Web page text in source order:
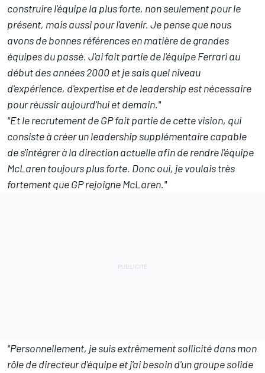
construire l'équipe la plus forte, non seulement pour le
présent, mais aussi pour l'avenir. Je pense que nous
avons de bonnes références en matière de grandes
équipes du passé. J'ai fait partie de l'équipe Ferrari au
début des années 2000 et je sais quel niveau
d'expérience, d'expertise et de leadership est nécessaire
pour réussir aujourd'hui et demain."
"Et le recrutement de GP fait partie de cette vision, qui
consiste à créer un leadership supplémentaire capable
de s'intégrer à la direction actuelle afin de rendre l'équipe
McLaren toujours plus forte. Donc oui, je voulais très
fortement que GP rejoigne McLaren."
"Personnellement, je suis extrêmement sollicité dans mon
rôle de directeur d'équipe et j'ai besoin d'un groupe solide